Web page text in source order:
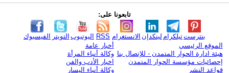
تابعونا على:
الفيسبوك التويتر اليوتيوب RSS الانستغرام لينكدإن تيلكرامبنترست
الموقع الرئيسي
هيئة ادارة الحوار المتمدن - للإتصال بنا
إحصائيات مؤسسة الحوار المتمدن
قواعد النشر
أخبار عامة
وكالة أنباء المرأة
اخبار الأدب والفن
وكالة أنباء اليسار